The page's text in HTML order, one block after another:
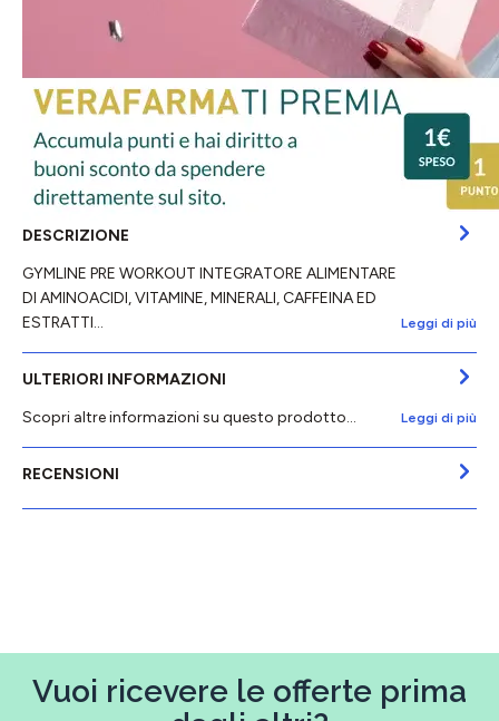
DESCRIZIONE
GYMLINE PRE WORKOUT INTEGRATORE ALIMENTARE
DI AMINOACIDI, VITAMINE, MINERALI, CAFFEINA ED
ESTRATTI…
Leggi di più
ULTERIORI INFORMAZIONI
Scopri altre informazioni su questo prodotto...
Leggi di più
RECENSIONI
Vuoi ricevere le offerte prima